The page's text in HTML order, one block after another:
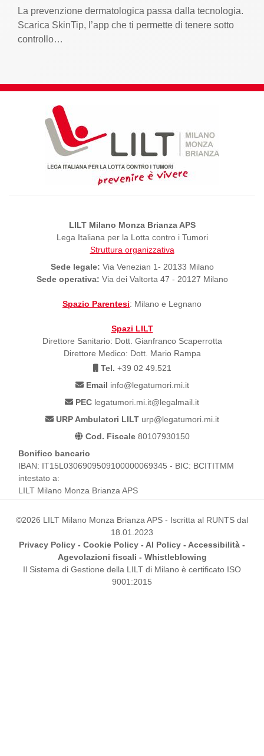
La prevenzione dermatologica passa dalla tecnologia.
Scarica SkinTip, l’app che ti permette di tenere sotto
controllo…
LILT Milano Monza Brianza APS
Lega Italiana per la Lotta contro i Tumori
Struttura organizzativa
Sede legale: Via Venezian 1- 20133 Milano
Sede operativa: Via dei Valtorta 47 - 20127 Milano
Spazio Parentesi: Milano e Legnano
Spazi LILT
Direttore Sanitario: Dott. Gianfranco Scaperrotta
Direttore Medico: Dott. Mario Rampa
Tel. +39 02 49.521
Email info@legatumori.mi.it
PEC legatumori.mi.it@legalmail.it
URP Ambulatori LILTurp@legatumori.mi.it
Cod. Fiscale80107930150
Bonifico bancario
IBAN: IT15L0306909509100000069345 - BIC: BCITITMM
intestato a:
LILT Milano Monza Brianza APS
©2026 LILT Milano Monza Brianza APS - Iscritta al RUNTS dal
18.01.2023
Privacy Policy - Cookie Policy - AI Policy - Accessibilità -
Agevolazioni fiscali - Whistleblowing
Il Sistema di Gestione della LILT di Milano è certificato ISO
9001:2015